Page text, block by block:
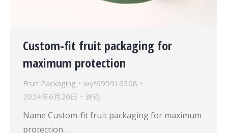
Custom-fit fruit packaging for
maximum protection
Fruit Packaging
wyf695916308
2024年6月20日
评论
Name Custom-fit fruit packaging for maximum
protection …